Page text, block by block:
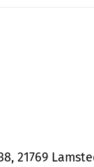
21769